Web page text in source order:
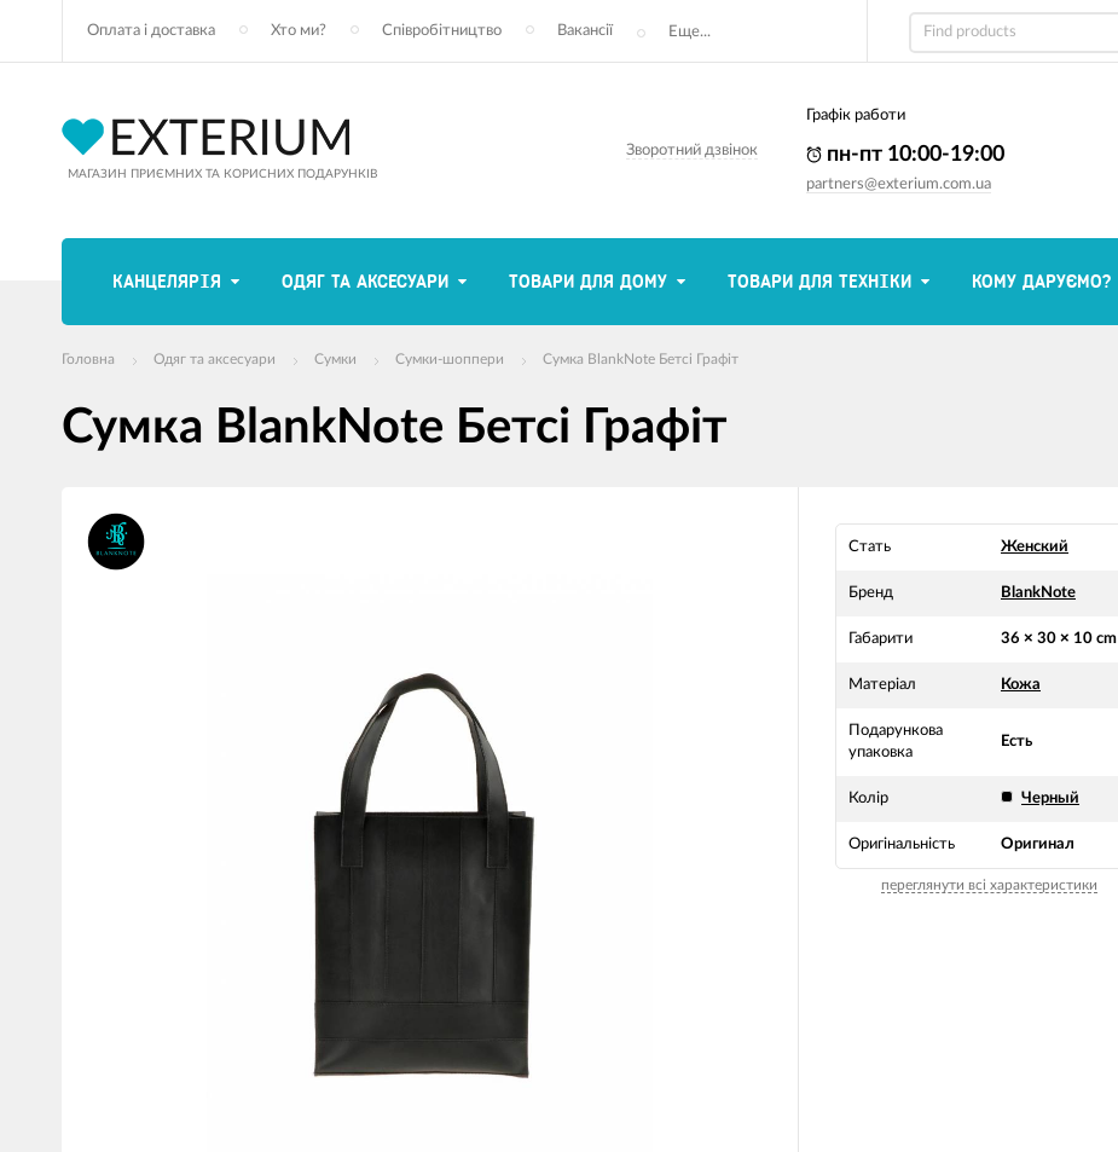
Оплата і доставка Хто ми? Співробітництво Вакансії Еще...
МАГАЗИН ПРИЄМНИХ ТА КОРИСНИХ ПОДАРУНКІВ
Зворотний дзвінок
Графік работи
пн-пт 10:00-19:00
partners@exterium.com.ua
КАНЦЕЛЯРІЯ ОДЯГ ТА АКСЕСУАРИ ТОВАРИ ДЛЯ ДОМУ ТОВАРИ ДЛЯ ТЕХНІКИ КОМУ ДАРУЄМО?
Головна Одяг та аксесуари Сумки Сумки-шоппери Сумка BlankNote Бетсі Графіт
Сумка BlankNote Бетсі Графіт
продуктів
Стать Женский
Бренд BlankNote
Габарити 36 × 30 × 10 cm
Матеріал Кожа
Подарункова
упаковка
Есть
Колір Черный
Оригінальність Оригинал
переглянути всі характеристики